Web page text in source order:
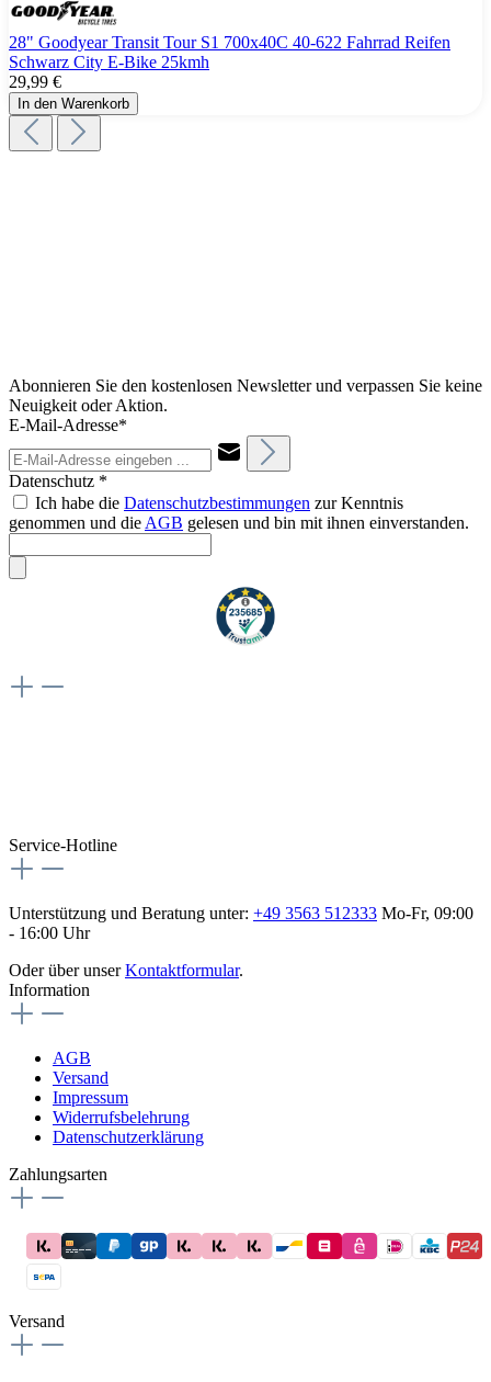
28" Goodyear Transit Tour S1 700x40C 40-622 Fahrrad Reifen
Schwarz City E-Bike 25kmh
29,99 €
In den Warenkorb
Abonnieren Sie den kostenlosen Newsletter und verpassen Sie keine
Neuigkeit oder Aktion.
E-Mail-Adresse*
Datenschutz *
Ich habe die Datenschutzbestimmungen zur Kenntnis
genommen und die AGB gelesen und bin mit ihnen einverstanden.
Service-Hotline
Unterstützung und Beratung unter: +49 3563 512333 Mo-Fr, 09:00
- 16:00 Uhr
Oder über unserKontaktformular.
Information
AGB
Versand
Impressum
Widerrufsbelehrung
Datenschutzerklärung
Zahlungsarten
Versand